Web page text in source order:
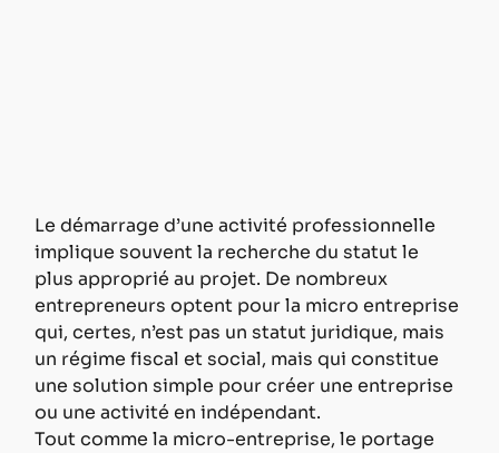
Le démarrage d’une activité professionnelle
implique souvent la recherche du statut le
plus approprié au projet. De nombreux
entrepreneurs optent pour la micro entreprise
qui, certes, n’est pas un statut juridique, mais
un régime fiscal et social, mais qui constitue
une solution simple pour créer une entreprise
ou une activité en indépendant.
Tout comme la micro-entreprise, le portage